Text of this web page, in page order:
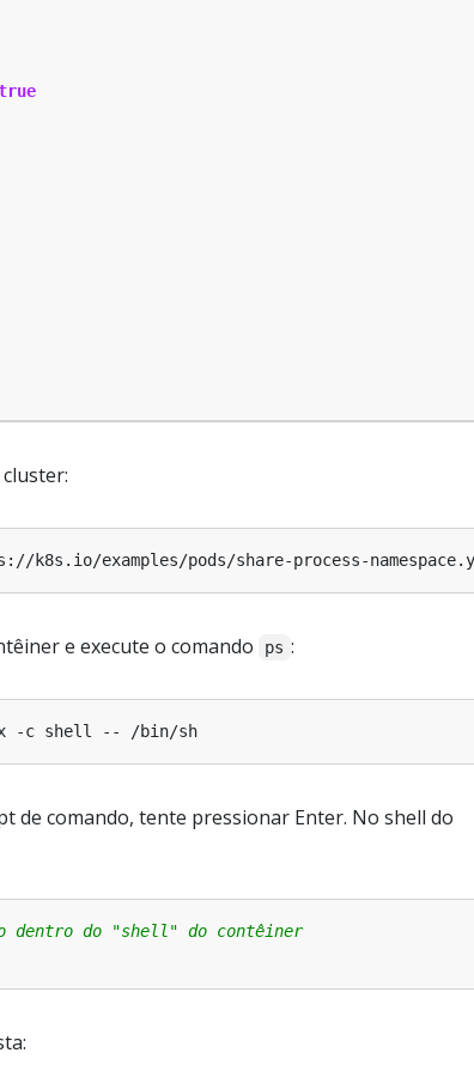
e execute o comando ps :
de comando, tente pressionar Enter. No shell do
dentro do "shell" do contêiner